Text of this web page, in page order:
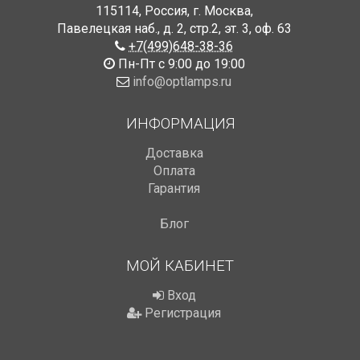
115114, Россия, г. Москва,
Павелецкая наб., д. 2, стр.2, эт. 3, оф. 63
+7(499)648-38-36
Пн-Пт с 9:00 до 19:00
info@optlamps.ru
ИНФОРМАЦИЯ
Доставка
Оплата
Гарантия
Блог
МОЙ КАБИНЕТ
Вход
Регистрация